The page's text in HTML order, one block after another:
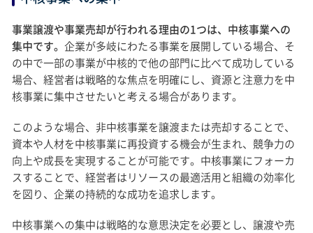
事業譲渡や事業売却が行われる理由の1つは、中核事業への
集中です。企業が多岐にわたる事業を展開している場合、そ
の中で一部の事業が中核的で他の部門に比べて成功している
場合、経営者は戦略的な焦点を明確にし、資源と注意力を中
核事業に集中させたいと考える場合があります。
このような場合、非中核事業を譲渡または売却することで、
資本や人材を中核事業に再投資する機会が生まれ、競争力の
向上や成長を実現することが可能です。中核事業にフォーカ
スすることで、経営者はリソースの最適活用と組織の効率化
を図り、企業の持続的な成功を追求します。
中核事業への集中は戦略的な意思決定を必要とし、譲渡や売